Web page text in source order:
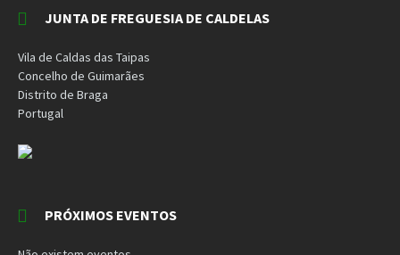
JUNTA DE FREGUESIA DE CALDELAS
Vila de Caldas das Taipas
Concelho de Guimarães
Distrito de Braga
Portugal
PRÓXIMOS EVENTOS